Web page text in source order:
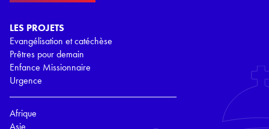
LES PROJETS
Evangélisation et catéchèse
Prêtres pour demain
Enfance Missionnaire
Urgence
Afrique
Asie